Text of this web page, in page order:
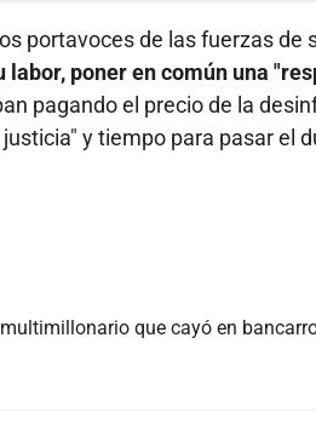
portavoces de las fuerzas de
poner en común una
pagando el precio de la
y tiempo para pasar el
que cayó en